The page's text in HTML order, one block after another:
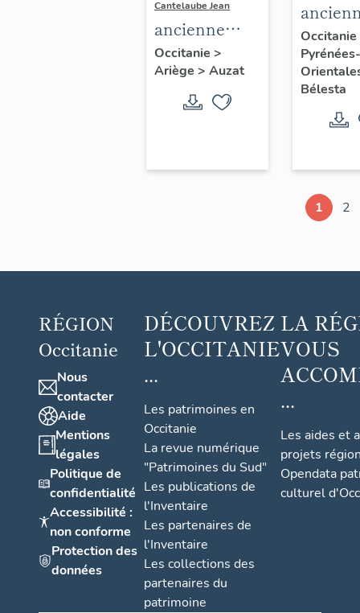
Cantelaube Jean
ancienne
forge à la
catalane, dite
forge de
Capounta
Occitanie >
Ariège > Auzat
forge à
Occitanie
Pyrénées-
Bélesta
1 2
RÉGION
Occitanie
Nous
contacter
Aide
Mentions
légales
Politique de
confidentialité
Accessibilité :
non conforme
Protection des
données
DÉCOUVREZ
L'OCCITANIE
...
Les patrimoines en
Occitanie
La revue numérique
"Patrimoines du Sud"
Les publications de
l'Inventaire
Les partenaires de
l'Inventaire
Les collections des
partenaires du
patrimoine
LA
VOUS
...
Les aides et
projets
Opendata
culturel